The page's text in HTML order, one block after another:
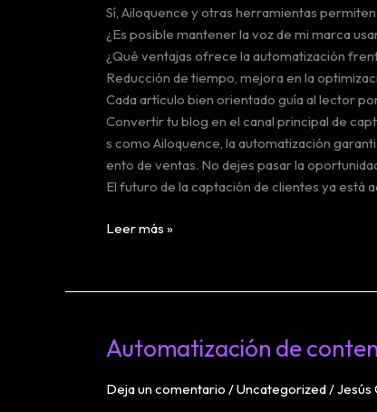
Sí, Ailoquence y otras herramientas
¿Es posible mantener la voz de mi marca
¿Qué ventajas ofrece la automatización
Reducción de tiempo, mejora en la
Cada artículo bien orientado guía al lector
Convertir tu blog en el canal principal de
s como Ailoquence, la automatización
ento de ventas. No dejes pasar la
El futuro de la captación de clientes ya está
Cómo
blog
una
máquina
ventas
Leer más »
Automatización de
Deja un comentario /Uncategorized/Jesús